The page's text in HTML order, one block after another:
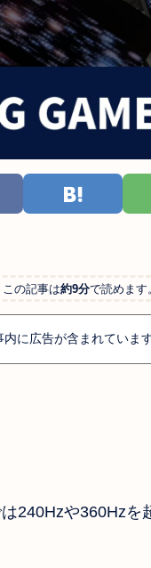
この記事は約9分で読めます
内に広告が含まれています
240Hzや360Hzを